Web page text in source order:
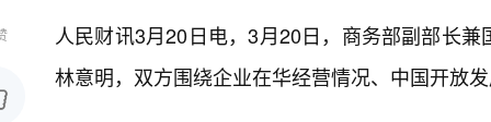
人民财讯3月20日电，3月20日，商务部副部长
林意明，双方围绕企业在华经营情况、中国开放